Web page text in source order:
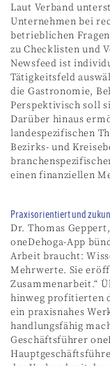
Laut Verband
Unternehmen bei
betrieblichen
zu Checklisten und
Newsfeed ist
Tätigkeitsfeld
die Gastronomie,
Perspektivisch soll
Darüber hinaus
landespezifischen
Bezirks- und
einen finanziellen
Praxisorientiert und
Dr. Thomas
oneDehoga-App
Arbeit braucht:
Mehrwerte. Sie
Zusammenarbeit.“
hinweg profitierten
ein praxisnahes
handlungsfähig
Geschäftsführer